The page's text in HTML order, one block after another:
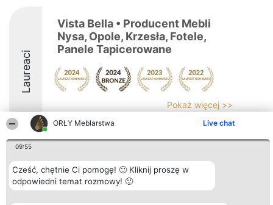
ORŁY Meblarstwa Live chat
09:55
Cześć, chętnie Ci pomogę! 🙂 Kliknij proszę w
odpowiedni temat rozmowy! 🙂
Laureaci
Vista Bella • Producent Mebli
Nysa, Opole, Krzesła, Fotele,
Panele Tapicerowane
Pokaż więcej >>
Organizator plebiscytu
Bright Side Solutions sp. z o.
o. sp. k.
Plebiscyt
Laureaci
Lista
Kontakt